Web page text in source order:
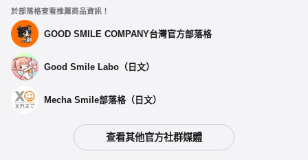
於部落格查看推薦商品資訊！
GOOD SMILE COMPANY台灣官方部落格
Good Smile Labo（日文）
Mecha Smile部落格（日文）
查看其他官方社群媒體